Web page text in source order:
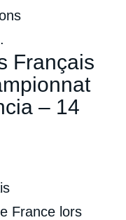
Français
– 14
France lors